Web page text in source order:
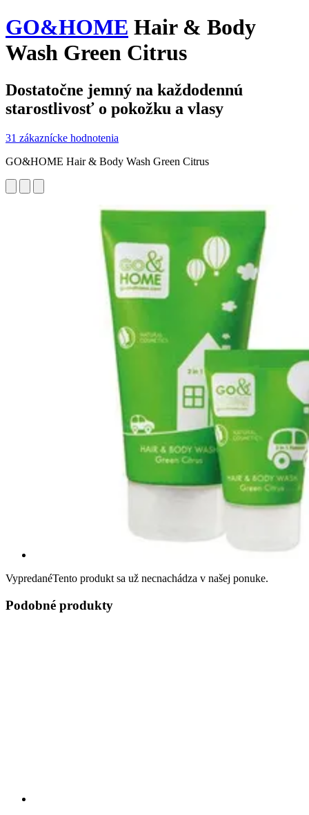
GO&HOME Hair & Body
Wash Green Citrus
Dostatočne jemný na každodennú
starostlivosť o pokožku a vlasy
31 zákaznícke hodnotenia
GO&HOME Hair & Body Wash Green Citrus
VypredanéTento produkt sa už necnachádza v našej ponuke.
Podobné produkty